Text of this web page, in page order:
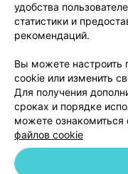
© 2026 ООО «Артокс Лаб»,
удобства
статистики и
рекомендаций.
Вы можете настроить
cookie или изменить
Для получения
сроках и порядке
можете ознакомиться
файлов cookie